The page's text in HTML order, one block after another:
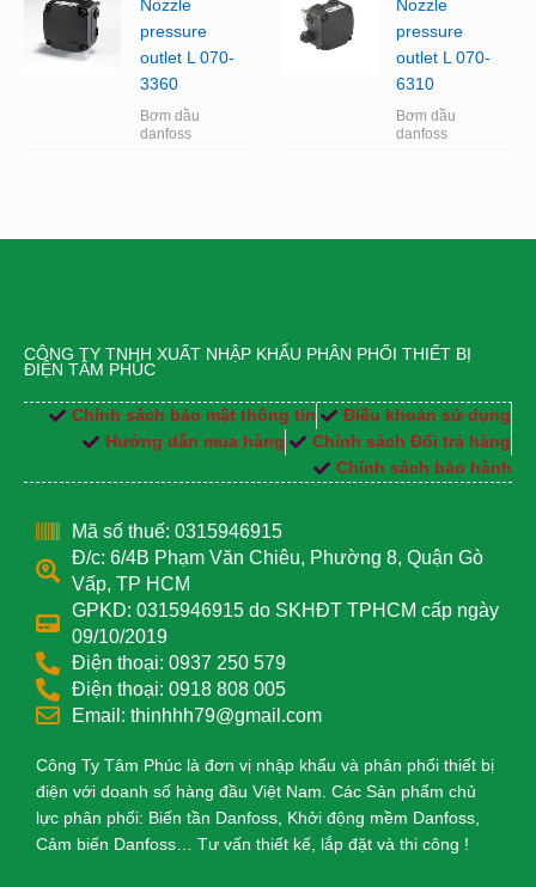
Nozzle
pressure
outlet L 070-
3360
Bơm dầu
danfoss
Nozzle
pressure
outlet L 070-
6310
Bơm dầu
danfoss
CÔNG TY TNHH XUẤT NHẬP KHẨU PHÂN PHỐI THIẾT BỊ
ĐIỆN TÂM PHÚC
Chính sách bảo mật thông tin
Điều khoản sử dụng
Hướng dẫn mua hàng
Chính sách Đổi trả hàng
Chính sách bảo hành
Mã số thuế: 0315946915
Đ/c: 6/4B Phạm Văn Chiêu, Phường 8, Quận Gò
Vấp, TP HCM
GPKD: 0315946915 do SKHĐT TPHCM cấp ngày
09/10/2019
Điện thoại: 0937 250 579
Điện thoại: 0918 808 005
Email: thinhhh79@gmail.com
Công Ty Tâm Phúc là đơn vị nhập khẩu và phân phối thiết bị
điện với doanh số hàng đầu Việt Nam. Các Sản phẩm chủ
lực phân phối: Biến tần Danfoss, Khởi động mềm Danfoss,
Cảm biến Danfoss… Tư vấn thiết kế, lắp đặt và thi công !